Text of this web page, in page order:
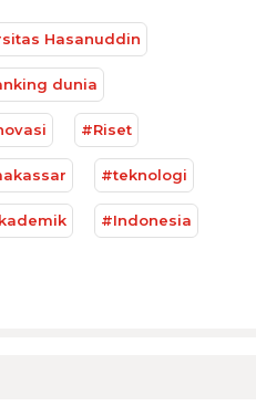
Hasanuddin
dunia
#Riset
#teknologi
#Indonesia